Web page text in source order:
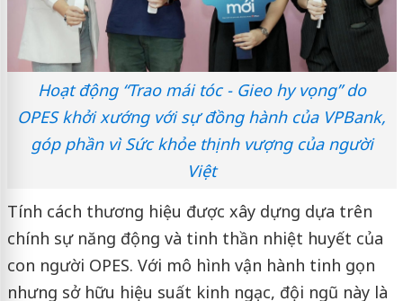
Hoạt động “Trao mái tóc - Gieo hy vọng” do
OPES khởi xướng với sự đồng hành của VPBank,
góp phần vì Sức khỏe thịnh vượng của người
Việt
Tính cách thương hiệu được xây dựng dựa trên
chính sự năng động và tinh thần nhiệt huyết của
con người OPES. Với mô hình vận hành tinh gọn
nhưng sở hữu hiệu suất kinh ngạc, đội ngũ này là